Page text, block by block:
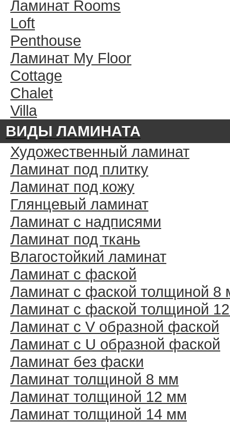
Ламинат Rooms
Loft
Penthouse
Ламинат My Floor
Cottage
Chalet
Villa
ВИДЫ ЛАМИНАТА
Художественный ламинат
Ламинат под плитку
Ламинат под кожу
Глянцевый ламинат
Ламинат с надписями
Ламинат под ткань
Влагостойкий ламинат
Ламинат с фаской
Ламинат с фаской толщиной 8
Ламинат с фаской толщиной
Ламинат с V образной фаской
Ламинат с U образной фаской
Ламинат без фаски
Ламинат толщиной 8 мм
Ламинат толщиной 12 мм
Ламинат толщиной 14 мм